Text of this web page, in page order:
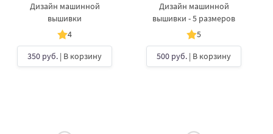
Дизайн машинной
вышивки
4
350 руб. | В корзину
Дизайн машинной
вышивки - 5 размеров
5
500 руб. | В корзину